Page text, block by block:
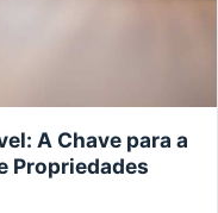
A Chave para a
Propriedades